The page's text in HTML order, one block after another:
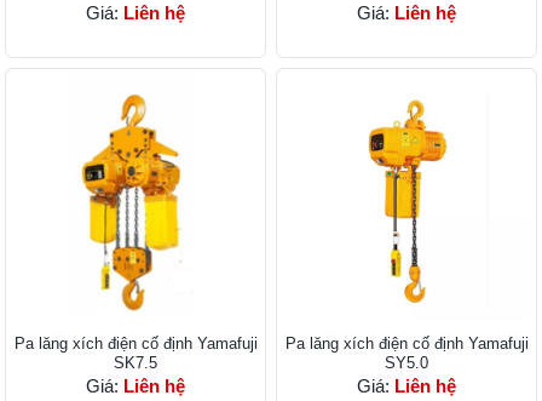
Giá: Liên hệ Giá: Liên hệ
Pa lăng xích điện cố định Yamafuji
SK7.5
Giá: Liên hệ
Pa lăng xích điện cố định Yamafuji
SY5.0
Giá: Liên hệ